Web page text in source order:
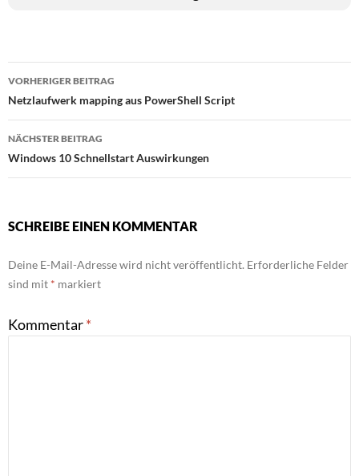
Beitragsnavigation
VORHERIGER BEITRAG
Netzlaufwerk mapping aus PowerShell Script
NÄCHSTER BEITRAG
Windows 10 Schnellstart Auswirkungen
SCHREIBE EINEN KOMMENTAR
Deine E-Mail-Adresse wird nicht veröffentlicht. Erforderliche Felder
sind mit * markiert
Kommentar*